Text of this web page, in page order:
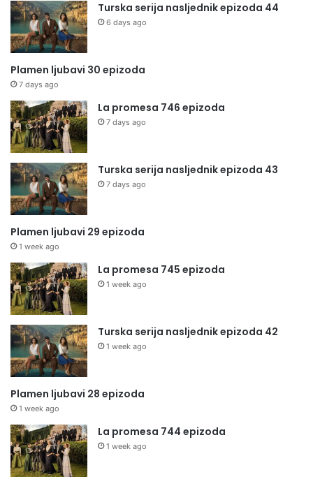
Turska serija nasljednik epizoda 44
6 days ago
Plamen ljubavi 30 epizoda
7 days ago
La promesa 746 epizoda
7 days ago
Turska serija nasljednik epizoda 43
7 days ago
Plamen ljubavi 29 epizoda
1 week ago
La promesa 745 epizoda
1 week ago
Turska serija nasljednik epizoda 42
1 week ago
Plamen ljubavi 28 epizoda
1 week ago
La promesa 744 epizoda
1 week ago